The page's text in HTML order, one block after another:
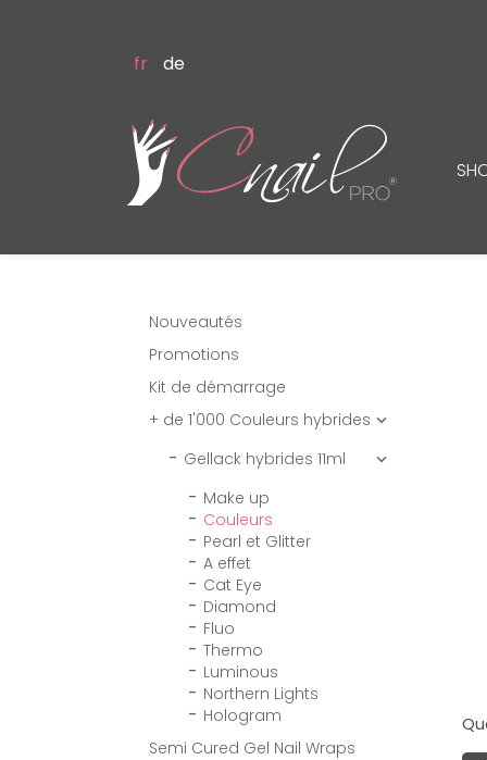
fr de
Nouveautés
Promotions
Kit de démarrage
+ de 1'000 Couleurs hybrides 
Gellack hybrides 11ml 
Make up
Couleurs
Pearl et Glitter
A effet
Cat Eye
Diamond
Fluo
Thermo
Luminous
Northern Lights
Hologram
Semi Cured Gel Nail Wraps